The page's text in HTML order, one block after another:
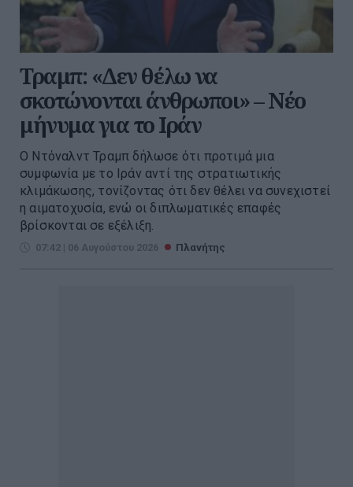
Τραμπ: «Δεν θέλω να
σκοτώνονται άνθρωποι» – Νέο
μήνυμα για το Ιράν
Ο Ντόναλντ Τραμπ δήλωσε ότι προτιμά μια
συμφωνία με το Ιράν αντί της στρατιωτικής
κλιμάκωσης, τονίζοντας ότι δεν θέλει να συνεχιστεί
η αιματοχυσία, ενώ οι διπλωματικές επαφές
βρίσκονται σε εξέλιξη.
07:42 | 06 Αυγούστου 2026 Πλανήτης